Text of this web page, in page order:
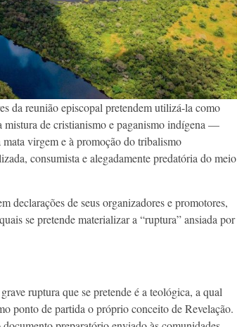
da reunião episcopal pretendem utilizá-la como
de cristianismo e paganismo indígena —
virgem e à promoção do tribalismo
consumista e alegadamente predatória do meio
declarações de seus organizadores e promotores,
se pretende materializar a “ruptura” ansiada por
ruptura que se pretende é a teológica, a qual
ponto de partida o próprio conceito de Revelação.